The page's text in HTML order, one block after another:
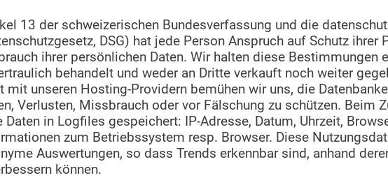
13 der schweizerischen Bundesverfassung und die
DSG) hat jede Person Anspruch auf Schutz ihrer
ihrer persönlichen Daten. Wir halten diese Bestimmungen
behandelt und weder an Dritte verkauft noch weiter
mit unseren Hosting-Providern bemühen wir uns, die
Verlusten, Missbrauch oder vor Fälschung zu schützen. Beim
in Logfiles gespeichert: IP-Adresse, Datum, Uhrzeit,
zum Betriebssystem resp. Browser. Diese
Auswertungen, so dass Trends erkennbar sind, anhand
können.